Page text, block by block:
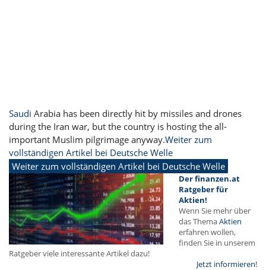
Saudi Arabia has been directly hit by missiles and drones
during the Iran war, but the country is hosting the all-
important Muslim pilgrimage anyway.Weiter zum
vollständigen Artikel bei Deutsche Welle
Weiter zum vollständigen Artikel bei Deutsche Welle
Der finanzen.at
Ratgeber für
Aktien!
Wenn Sie mehr über
das ThemaAktien
erfahren wollen,
finden Sie in unserem
Ratgeber viele interessante Artikel dazu!
Jetzt informieren!